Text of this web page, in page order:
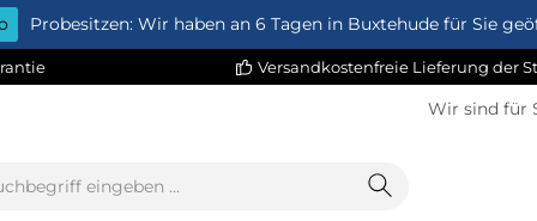
Probesitzen: Wir haben an 6 Tagen in Buxtehude für Sie
Versandkostenfreie Lieferung der
Wir sind für